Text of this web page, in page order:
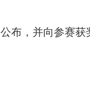
布，并向参赛获